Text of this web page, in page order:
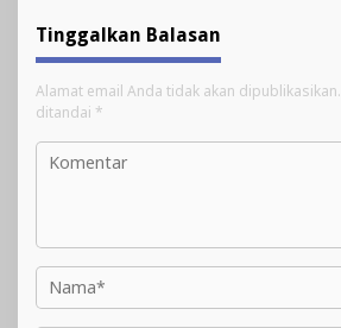
Tinggalkan Balasan
Alamat email Anda tidak akan dipublikasikan.
ditandai *